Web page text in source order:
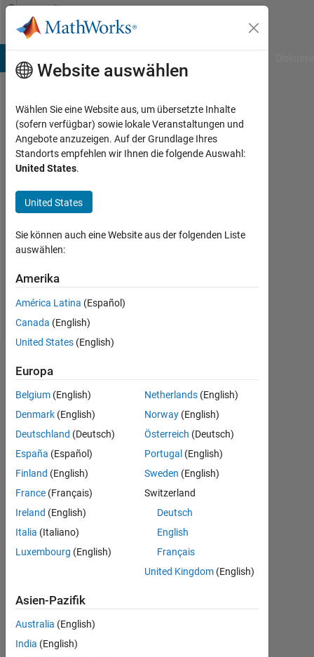
Weiter zum Inhalt
Community
Profile
ayushi
Aktiv
seit
2016
Followers:
Following:
Follow
Statistik
MATLAB Answers
BEITRÄGE L
-2
-1
1
2
4
5
6
ZEITACHSE
Website auswählen
Wählen Sie eine Website aus, um übersetzte Inhalte
(sofern verfügbar) sowie lokale Veranstaltungen und
Angebote anzuzeigen. Auf der Grundlage Ihres
Standorts empfehlen wir Ihnen die folgende Auswahl:
United States.
United States
Sie können auch eine Website aus der folgenden Liste
auswählen:
Amerika
América Latina (Español)
Canada (English)
United States (English)
Europa
Belgium (English)
Denmark (English)
Deutschland (Deutsch)
España (Español)
Finland (English)
France (Français)
Ireland (English)
Italia (Italiano)
Luxembourg (English)
Netherlands (English)
Norway (English)
Österreich (Deutsch)
Portugal (English)
Sweden (English)
Switzerland
Deutsch
English
Français
United Kingdom (English)
Asien-Pazifik
Australia (English)
India (English)